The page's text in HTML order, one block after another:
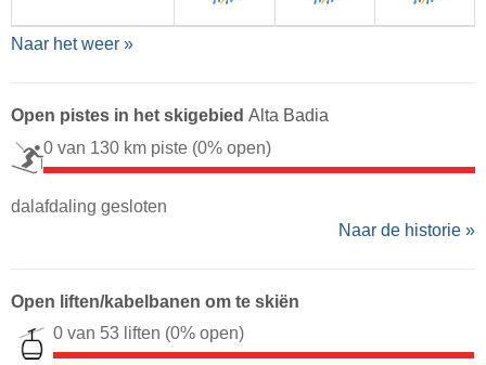
Naar het weer »
Open pistes in het skigebied Alta Badia
0 van 130 km piste (0% open)
dalafdaling gesloten
Naar de historie »
Open liften/kabelbanen om te skiën
0 van 53 liften (0% open)